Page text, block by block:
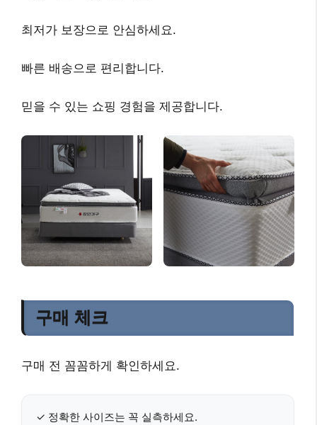
최저가 보장으로 안심하세요.
빠른 배송으로 편리합니다.
믿을 수 있는 쇼핑 경험을 제공합니다.
구매 체크
구매 전 꼼꼼하게 확인하세요.
✓ 정확한 사이즈는 꼭 실측하세요.